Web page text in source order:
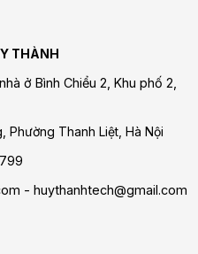
THÀNH
ở Bình Chiểu 2, Khu phố 2,
Phường Thanh Liệt, Hà Nội
- huythanhtech@gmail.com